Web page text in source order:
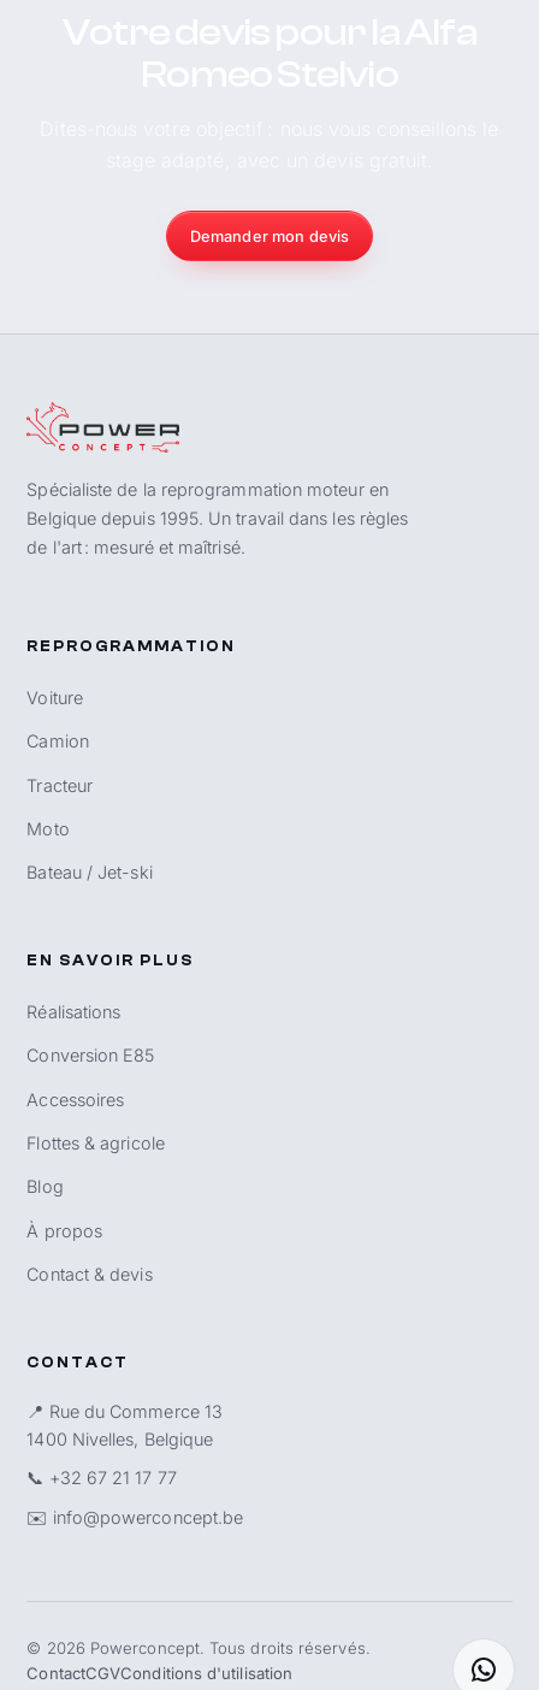
Demander mon devis
Spécialiste de la reprogrammation moteur en
Belgique depuis 1995. Un travail dans les règles
de l'art : mesuré et maîtrisé.
REPROGRAMMATION
Voiture
Camion
Tracteur
Moto
Bateau / Jet-ski
EN SAVOIR PLUS
Réalisations
Conversion E85
Accessoires
Flottes & agricole
Blog
À propos
Contact & devis
CONTACT
📍 Rue du Commerce 13
1400 Nivelles, Belgique
📞 +32 67 21 17 77
✉️ info@powerconcept.be
© 2026 Powerconcept. Tous droits réservés.
ContactCGVConditions d'utilisation